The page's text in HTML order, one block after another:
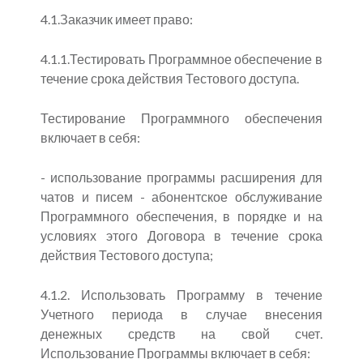
4.1.Заказчик имеет право:
4.1.1.Тестировать Программное обеспечение в
течение срока действия Тестового доступа.
Тестирование Программного обеспечения
включает в себя:
- использование программы расширения для
чатов и писем - абонентское обслуживание
Программного обеспечения, в порядке и на
условиях этого Договора в течение срока
действия Тестового доступа;
4.1.2. Использовать Программу в течение
Учетного периода в случае внесения
денежных средств на свой счет.
Использование Программы включает в себя: